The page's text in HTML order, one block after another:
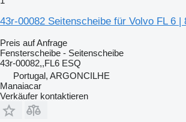
43r-00082 Seitenscheibe für Volvo FL 6 |
Preis auf Anfrage
Fensterscheibe - Seitenscheibe
43r-00082,,FL6 ESQ
Portugal, ARGONCILHE
Manaiacar
Verkäufer kontaktieren